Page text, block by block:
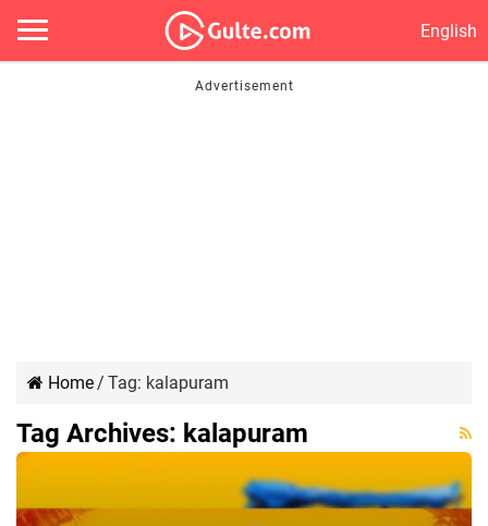
English
Home/ Tag: kalapuram
Tag Archives: kalapuram